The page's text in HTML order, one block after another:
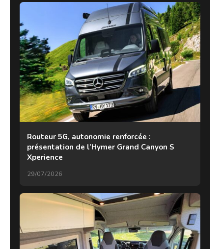
Routeur 5G, autonomie renforcée :
présentation de l’Hymer Grand Canyon S
Xperience
29/07/2026